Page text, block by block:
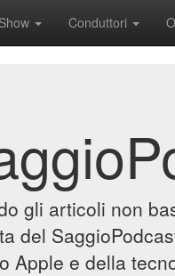
Show Conduttori
gli articoli non
del
Apple e della